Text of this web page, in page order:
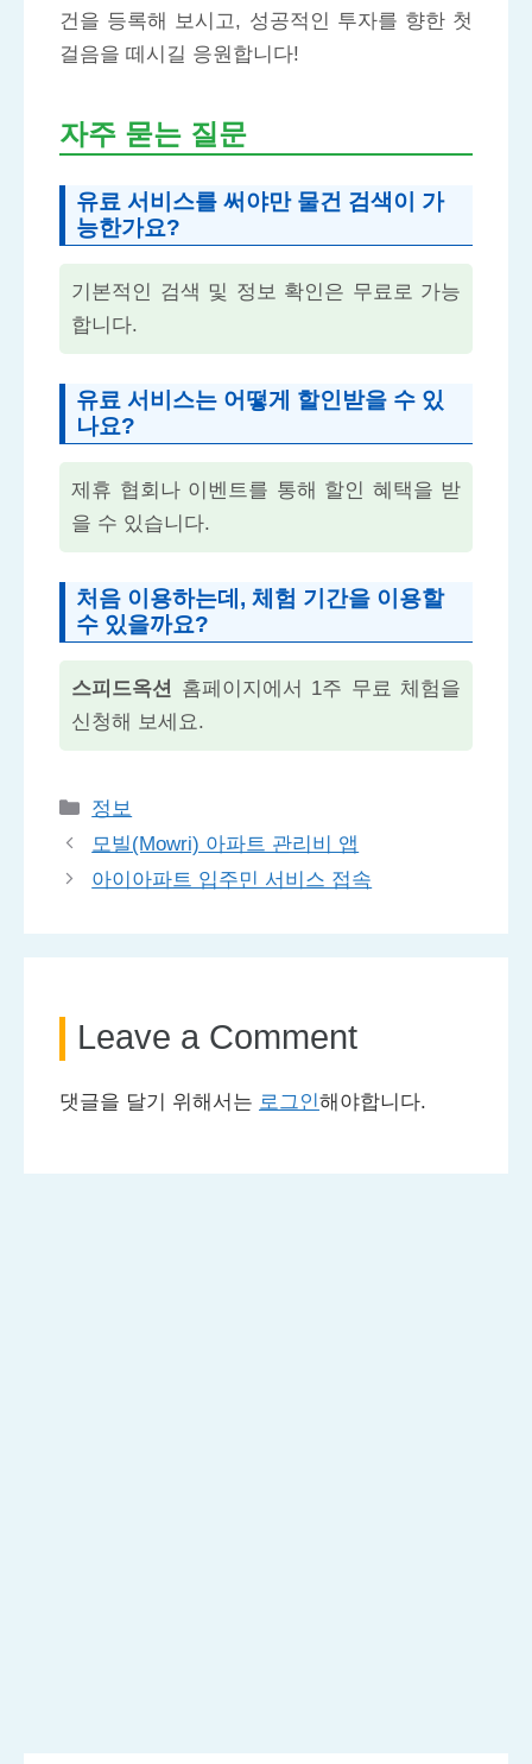
건을 등록해 보시고, 성공적인 투자를 향한 첫
걸음을 떼시길 응원합니다!
자주 묻는 질문
유료 서비스를 써야만 물건 검색이 가
능한가요?
기본적인 검색 및 정보 확인은 무료로 가능
합니다.
유료 서비스는 어떻게 할인받을 수 있
나요?
제휴 협회나 이벤트를 통해 할인 혜택을 받
을 수 있습니다.
처음 이용하는데, 체험 기간을 이용할
수 있을까요?
스피드옥션
홈페이지에서 1주 무료 체험을
신청해 보세요.
Categories
정보
모빌(Mowri) 아파트 관리비 앱
아이아파트 입주민 서비스 접속
Leave a Comment
댓글을 달기 위해서는 로그인해야합니다.